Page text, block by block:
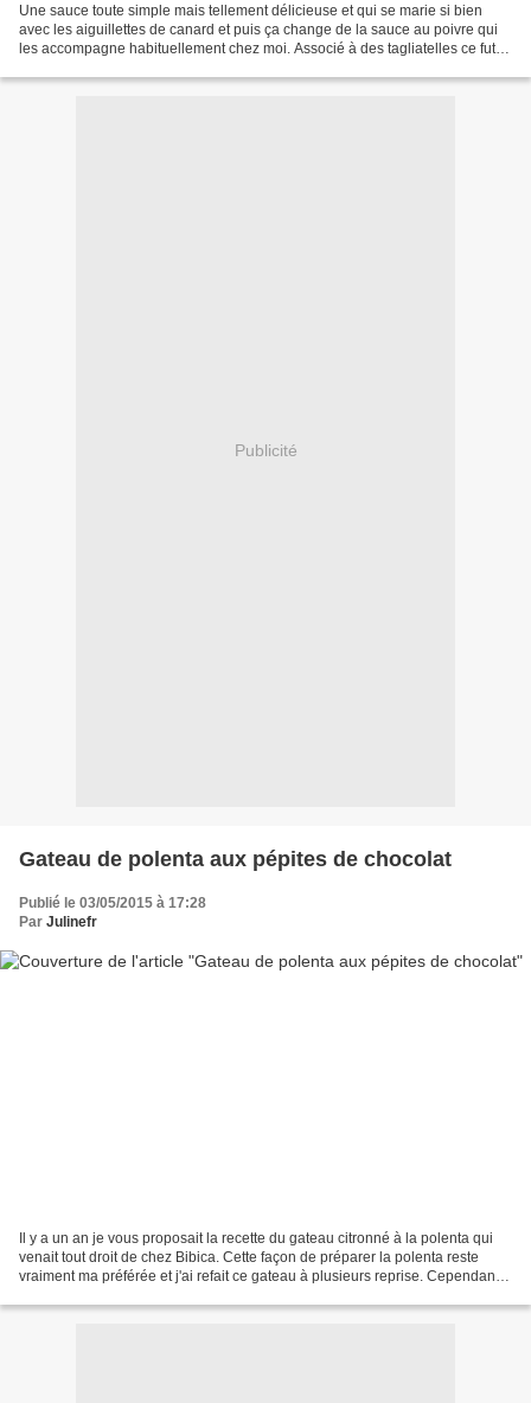
Une sauce toute simple mais tellement délicieuse et qui se marie si bien
avec les aiguillettes de canard et puis ça change de la sauce au poivre qui
les accompagne habituellement chez moi. Associé à des tagliatelles ce fut
Publicité
Gateau de polenta aux pépites de chocolat
Publié le 03/05/2015 à 17:28
Par Julinefr
Il y a un an je vous proposait la recette du gateau citronné à la polenta qui
venait tout droit de chez Bibica. Cette façon de préparer la polenta reste
vraiment ma préférée et j'ai refait ce gateau à plusieurs reprise. Cependant